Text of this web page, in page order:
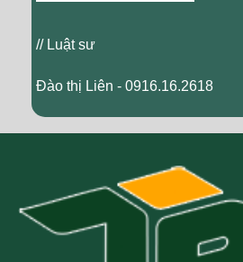
// Luật sư
Đào thị Liên - 0916.16.2618